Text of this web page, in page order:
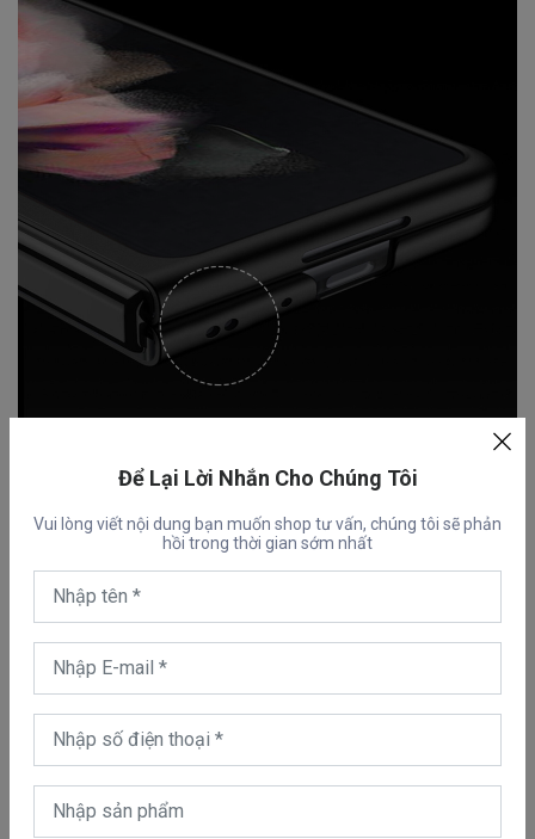
Để Lại Lời Nhắn Cho Chúng Tôi
Vui lòng viết nội dung bạn muốn shop tư vấn, chúng tôi sẽ phản
hồi trong thời gian sớm nhất
Ốp lưng chống sốc siêu mỏng cho Samsung Galaxy Z Fold 4
họa tiết Thom Browne Series 2 hiệu LikgusPhần ốp lưng chống
sốc bao phủ xung quanh cạnh viền bởi một lớp cao su chống sốc,
giúp tăng khả năng chống va chạm và va đập vào máy. Tăng độ
bền cho máy trong quá trình sử dụng. Vật liệu cao cấp cho cảm